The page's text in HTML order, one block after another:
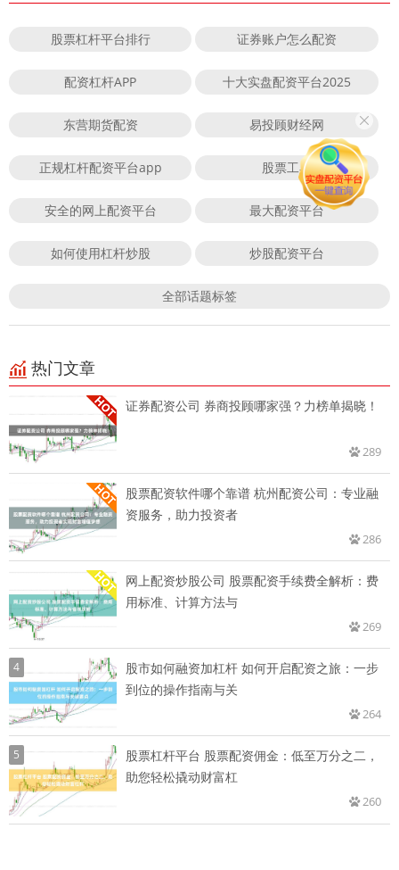
股票杠杆平台排行 证券账户怎么配资
配资杠杆APP 十大实盘配资平台2025
东营期货配资 易投顾财经网
正规杠杆配资平台app 股票工具
安全的网上配资平台 最大配资平台
如何使用杠杆炒股 炒股配资平台
全部话题标签
热门文章
证券配资公司 券商投顾哪家强？力榜单揭晓！
289
股票配资软件哪个靠谱 杭州配资公司：专业融
资服务，助力投资者
286
网上配资炒股公司 股票配资手续费全解析：费
用标准、计算方法与
269
4
股市如何融资加杠杆 如何开启配资之旅：一步
到位的操作指南与关
264
5
股票杠杆平台 股票配资佣金：低至万分之二，
助您轻松撬动财富杠
260